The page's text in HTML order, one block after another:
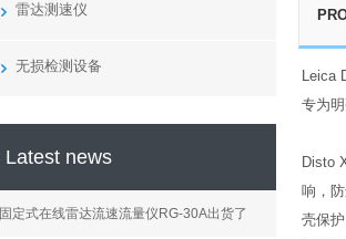
雷达测速仪
无损检测设备
Latest news
固定式在线雷达流速流量仪RG-30A出货了
Leica
专为
Disto
响，
壳保